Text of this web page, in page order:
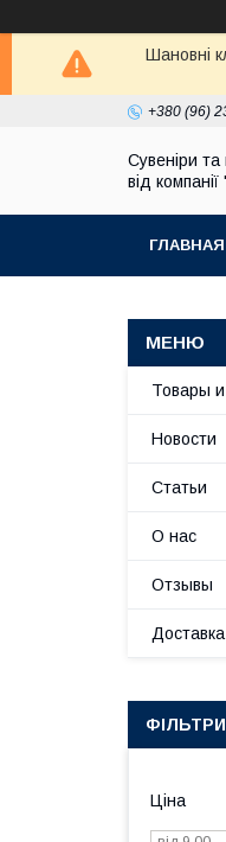
Шановні
+380 (96)
Сувеніри
від
ГЛАВНАЯ
Товары и
Новости
Статьи
О нас
Отзывы
ФІЛЬТРИ
Ціна